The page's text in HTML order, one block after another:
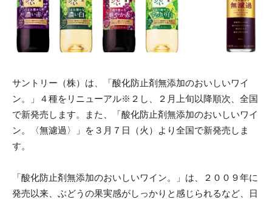
サントリー（株）は、「酸化防止剤無添加のおいしいワイ
ン。」４種をリニューアル※２し、２月上旬以降順次、全国
で新発売します。また、「酸化防止剤無添加のおいしいワイ
ン。〈無濾過〉」を３月７日（火）より全国で新発売しま
す。
「酸化防止剤無添加のおいしいワイン。」は、２００９年に
発売以来、ぶどうの果実感がしっかりと感じられるなど、日